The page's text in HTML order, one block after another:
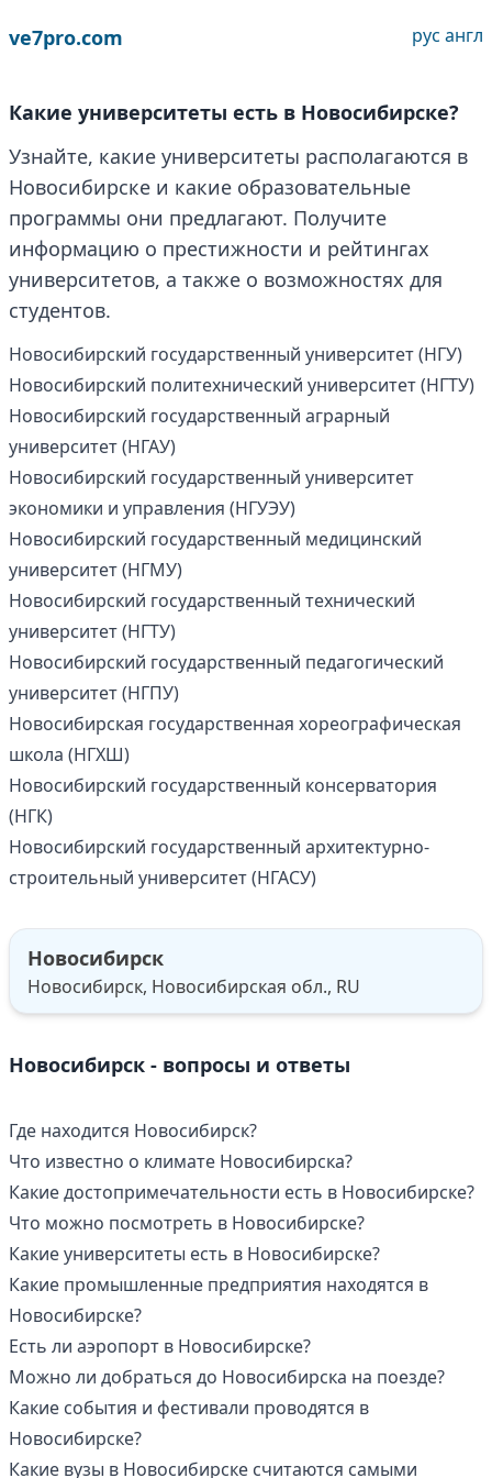
ve7pro.com рус англ
Какие университеты есть в Новосибирске?
Узнайте, какие университеты располагаются в
Новосибирске и какие образовательные
программы они предлагают. Получите
информацию о престижности и рейтингах
университетов, а также о возможностях для
студентов.
Новосибирский государственный университет (НГУ)
Новосибирский политехнический университет (НГТУ)
Новосибирский государственный аграрный
университет (НГАУ)
Новосибирский государственный университет
экономики и управления (НГУЭУ)
Новосибирский государственный медицинский
университет (НГМУ)
Новосибирский государственный технический
университет (НГТУ)
Новосибирский государственный педагогический
университет (НГПУ)
Новосибирская государственная хореографическая
школа (НГХШ)
Новосибирский государственный консерватория
(НГК)
Новосибирский государственный архитектурно-
строительный университет (НГАСУ)
Новосибирск
Новосибирск, Новосибирская обл., RU
Новосибирск - вопросы и ответы
Где находится Новосибирск?
Что известно о климате Новосибирска?
Какие достопримечательности есть в Новосибирске?
Что можно посмотреть в Новосибирске?
Какие университеты есть в Новосибирске?
Какие промышленные предприятия находятся в
Новосибирске?
Есть ли аэропорт в Новосибирске?
Можно ли добраться до Новосибирска на поезде?
Какие события и фестивали проводятся в
Новосибирске?
Какие вузы в Новосибирске считаются самыми